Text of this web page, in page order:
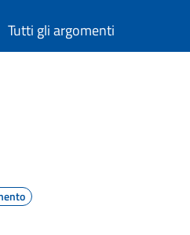
Tutti gli argomenti